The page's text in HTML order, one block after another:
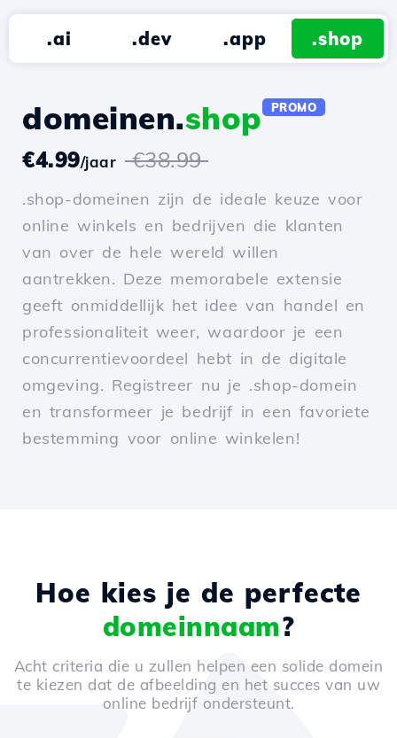
.ai .dev .app .shop
domeinen.shop PROMO
€4.99/jaar €38.99
.shop-domeinen zijn de ideale keuze voor
online winkels en bedrijven die klanten
van over de hele wereld willen
aantrekken. Deze memorabele extensie
geeft onmiddellijk het idee van handel en
professionaliteit weer, waardoor je een
concurrentievoordeel hebt in de digitale
omgeving. Registreer nu je .shop-domein
en transformeer je bedrijf in een favoriete
bestemming voor online winkelen!
Hoe kies je de perfecte
domeinnaam?
Acht criteria die u zullen helpen een solide domein
te kiezen dat de afbeelding en het succes van uw
online bedrijf ondersteunt.